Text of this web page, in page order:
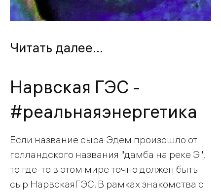
Читать далее...
Нарвская ГЭС -
#реальнаяэнергетика
Если название сыра Эдем произошло от
голландского названия "дамба на реке Э",
то где-то в этом мире точно должен быть
сыр НарвскаяГЭС. В рамках знакомства с